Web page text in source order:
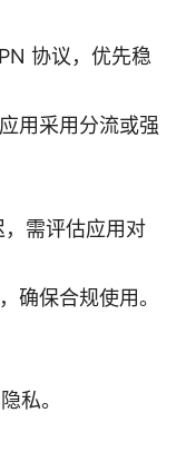
协议，优先稳
用采用分流或强
需评估应用对
确保合规使用。
私。